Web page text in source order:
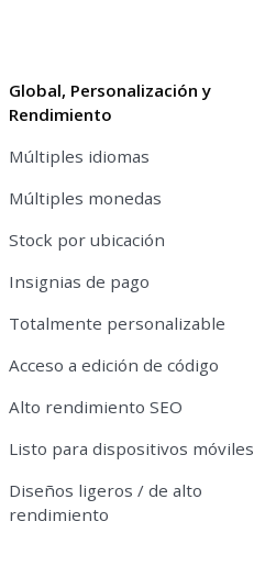
Global, Personalización y
Rendimiento
Múltiples idiomas
Múltiples monedas
Stock por ubicación
Insignias de pago
Totalmente personalizable
Acceso a edición de código
Alto rendimiento SEO
Listo para dispositivos móviles
Diseños ligeros / de alto
rendimiento